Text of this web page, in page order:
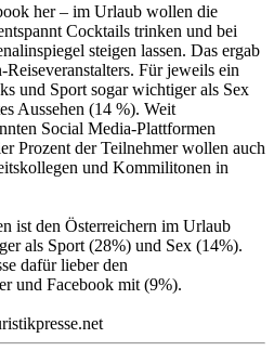
her – im Urlaub wollen die
Cocktails trinken und bei
steigen lassen. Das ergab
. Für jeweils ein
und Sport sogar wichtiger als Sex
Aussehen (14 %). Weit
Social Media-Plattformen
Prozent der Teilnehmer wollen auch
und Kommilitonen in
ist den Österreichern im Urlaub
als Sport (28%) und Sex (14%).
dafür lieber den
und Facebook mit (9%).